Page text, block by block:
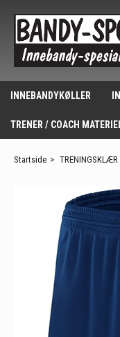
INNEBANDYKØLLER
TRENER / COACH
Startside > TRENINGSKLÆR